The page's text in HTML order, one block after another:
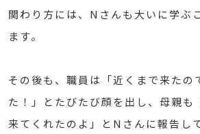
関わり方には、Nさんも大いに学ぶ
ます。
その後も、職員は「近くまで来たの
た！」とたびたび顔を出し、母親
来てくれたのよ」とNさんに報告し